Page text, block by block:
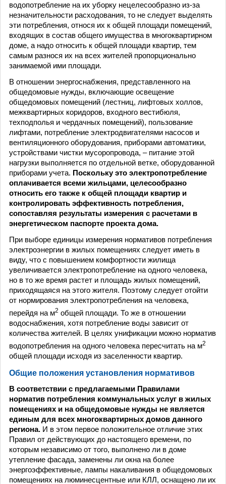
водопотребление на их уборку нецелесообразно из-за
незначительности расходования, то не следует выделять
эти потребления, относя их к общей площади помещений,
входящих в состав общего имущества в многоквартирном
доме, а надо относить к общей площади квартир, тем
самым разнося их на всех жителей пропорционально
занимаемой ими площади.
В отношении энергоснабжения, представленного на
общедомовые нужды, включающие освещение
общедомовых помещений (лестниц, лифтовых холлов,
межквартирных коридоров, входного вестибюля,
техподполья и чердачных помещений), пользование
лифтами, потребление электродвигателями насосов и
вентиляционного оборудования, приборами автоматики,
устройствами чистки мусоропровода, – питание этой
нагрузки выполняется по отдельной ветке, оборудованной
приборами учета. Поскольку это электропотребление
оплачивается всеми жильцами, целесообразно
относить его также к общей площади квартир и
контролировать эффективность потребления,
сопоставляя результаты измерения с расчетами в
энергетическом паспорте проекта дома.
При выборе единицы измерения нормативов потребления
электроэнергии в жилых помещениях следует иметь в
виду, что с повышением комфортности жилища
увеличивается электропотребление на одного человека,
но в то же время растет и площадь жилых помещений,
приходящаяся на этого жителя. Поэтому следует отойти
от нормирования электропотребления на человека,
перейдя на м2 общей площади. То же в отношении
водоснабжения, хотя потребление воды зависит от
количества жителей. В целях унификации можно норматив
водопотребления на одного человека пересчитать на м2
общей площади исходя из заселенности квартир.
Общие положения установления нормативов
В соответствии с предлагаемыми Правилами
норматив потребления коммунальных услуг в жилых
помещениях и на общедомовые нужды не является
единым для всех многоквартирных домов данного
региона. И в этом первое положительное отличие этих
Правил от действующих до настоящего времени, по
которым независимо от того, выполнено ли в доме
утепление фасада, заменены ли окна на более
энергоэффективные, лампы накаливания в общедомовых
помещениях на люминесцентные или КЛЛ, оснащено ли их